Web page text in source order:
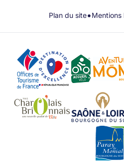
Plan du site•Mentions